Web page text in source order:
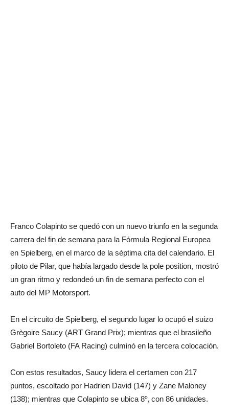
Franco Colapinto se quedó con un nuevo triunfo en la segunda
carrera del fin de semana para la Fórmula Regional Europea
en Spielberg, en el marco de la séptima cita del calendario. El
piloto de Pilar, que había largado desde la pole position, mostró
un gran ritmo y redondeó un fin de semana perfecto con el
auto del MP Motorsport.
En el circuito de Spielberg, el segundo lugar lo ocupó el suizo
Grègoire Saucy (ART Grand Prix); mientras que el brasileño
Gabriel Bortoleto (FA Racing) culminó en la tercera colocación.
Con estos resultados, Saucy lidera el certamen con 217
puntos, escoltado por Hadrien David (147) y Zane Maloney
(138); mientras que Colapinto se ubica 8º, con 86 unidades.